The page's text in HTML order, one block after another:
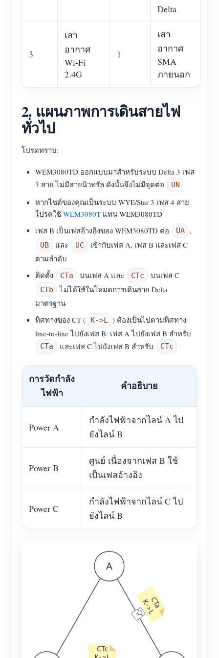
Delta
3
เสา
อากาศ
Wi-Fi
2.4G
1
เสา
อากาศ
SMA
ภายนอก
2. แผนภาพการเดินสายไฟ
ทั่วไป
โปรดทราบ:
WEM3080TD ออกแบบมาสำหรับระบบ Delta 3 เฟส
3 สาย ไม่มีสายนิวทรัล ดังนั้นจึงไม่มีจุดต่อ
UN
หากไซต์ของคุณเป็นระบบ WYE/Star 3 เฟส 4 สาย
โปรดใช้ WEM3080T แทน WEM3080TD
เฟส B เป็นเฟสอ้างอิงของ WEM3080TD ต่อ
UA ,
UB และ UC
เข้ากับเฟส A, เฟส B และเฟส C
ตามลำดับ
ติดตั้ง
CTa บนเฟส A และ CTc บนเฟส C
CTb
ไม่ได้ใช้ในโหมดการเดินสาย Delta
มาตรฐาน
ทิศทางของ CT (
K->L ) ต้องเป็นไปตามทิศทาง
line-to-line ไปยังเฟส B: เฟส A ไปยังเฟส B สำหรับ
CTa และเฟส C ไปยังเฟส B สำหรับ CTc
การวัดกำลัง
ไฟฟ้า
คำอธิบาย
Power A
กำลังไฟฟ้าจากไลน์ A ไป
ยังไลน์ B
Power B
ศูนย์ เนื่องจากเฟส B ใช้
เป็นเฟสอ้างอิง
Power C
กำลังไฟฟ้าจากไลน์ C ไป
ยังไลน์ B